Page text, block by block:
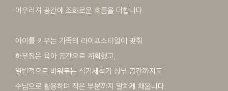
어우러져 공간에 조화로운 흐름을 더합니다.
아이를 키우는 가족의 라이프스타일에 맞춰
하부장은 육아 공간으로 계획했고,
일반적으로 비워두는 식기세척기 상부 공간까지도
수납으로 활용하며 작은 부분까지 알차게 채웁니다.